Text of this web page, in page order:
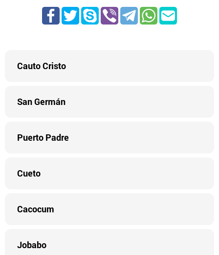
Cauto Cristo
San Germán
Puerto Padre
Cueto
Cacocum
Jobabo